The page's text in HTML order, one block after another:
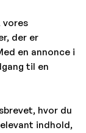
vores
der er
en annonce i
til en
hvor du
indhold,